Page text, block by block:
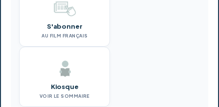
S'abonner
AU FILM FRANÇAIS
Kiosque
VOIR LE SOMMAIRE